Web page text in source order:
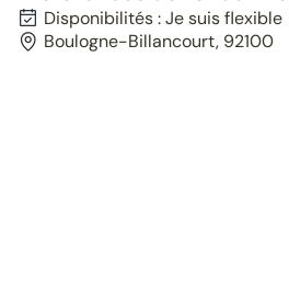
Disponibilités : Je suis flexible
Boulogne-Billancourt, 92100